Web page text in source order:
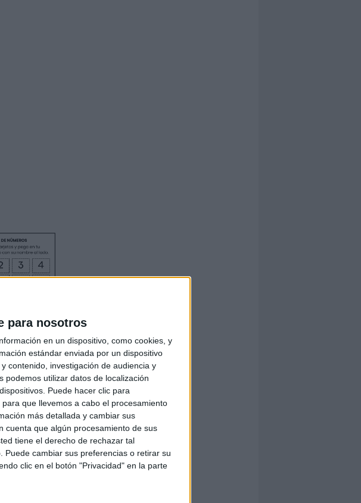
para nosotros
en un dispositivo, como cookies, y
estándar enviada por un dispositivo
contenido, investigación de audiencia y
podemos utilizar datos de localización
Puede hacer clic para
que llevemos a cabo el procesamiento
más detallada y cambiar sus
cuenta que algún procesamiento de sus
tiene el derecho de rechazar tal
Puede cambiar sus preferencias o retirar su
clic en el botón "Privacidad" en la parte